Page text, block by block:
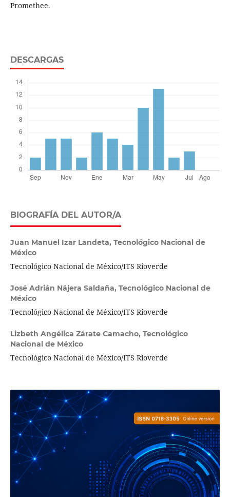
Promethee.
DESCARGAS
BIOGRAFÍA DEL AUTOR/A
Juan Manuel Izar Landeta, Tecnológico Nacional de
México
Tecnológico Nacional de México/ITS Rioverde
José Adrián Nájera Saldaña, Tecnológico Nacional de
México
Tecnológico Nacional de México/ITS Rioverde
Lizbeth Angélica Zárate Camacho, Tecnológico
Nacional de México
Tecnológico Nacional de México/ITS Rioverde